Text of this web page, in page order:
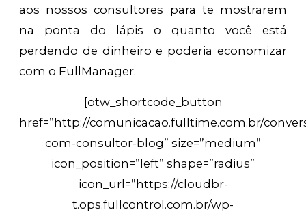
aos nossos consultores para te mostrarem
na ponta do lápis o quanto você está
perdendo de dinheiro e poderia economizar
com o FullManager.
[otw_shortcode_button
href=”http://comunicacao.fulltime.com.br/
com-consultor-blog” size=”medium”
icon_position=”left” shape=”radius”
icon_url=”https://cloudbr-
t.ops.fullcontrol.com.br/wp-